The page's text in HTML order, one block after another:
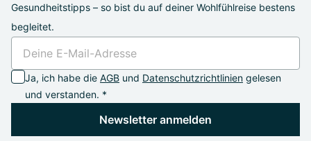
Gesundheitstipps – so bist du auf deiner Wohlfühlreise bestens
begleitet.
Ja, ich habe die AGB und Datenschutzrichtlinien gelesen
und verstanden. *
Newsletter anmelden